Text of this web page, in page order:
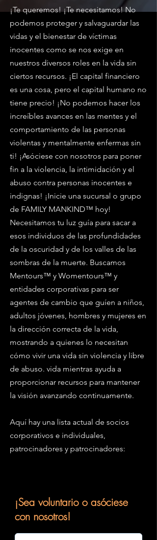
¡Te queremos! ¡Te necesitamos! No
podemos proteger y salvaguardar las
vidas y el bienestar de víctimas
inocentes como se nos exige en
nuestros diversos roles en la vida sin
ciertos recursos. ¡El capital financiero
es una cosa, pero el capital humano no
tiene precio! ¡No podemos hacer los
increíbles avances en las mentes y el
comportamiento de las personas
violentas y mentalmente enfermas sin
ti! ¡Asóciese con nosotros para poner
fin a la violencia, la intimidación y el
abuso contra personas inocentes e
indignas! ¡Inicie una sucursal o grupo
de FAMILY MANKIND™ hoy!
Necesitamos tu luz guía para sacar a
esos individuos de las profundidades
de la oscuridad y de los valles de las
sombras de la muerte. Buscamos
Mentours™ y Womentours™ y
entidades corporativas para ser
agentes de cambio que guíen a niños,
adultos jóvenes, hombres y mujeres en
la dirección correcta de la vida,
mostrando a quienes lo necesitan
cómo vivir una vida sin violencia y libre
de abuso. vida mientras ayuda a
proporcionar recursos para mantener
la visión avanzando continuamente.
Aquí hay una lista actual de socios
corporativos e individuales,
patrocinadores y patrocinadores:
¡Sea voluntario o asóciese
con nosotros!